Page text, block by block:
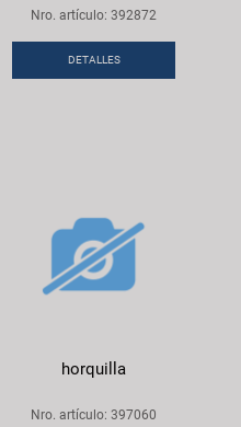
Nro. artículo: 392872
DETALLES
horquilla
Nro. artículo: 397060